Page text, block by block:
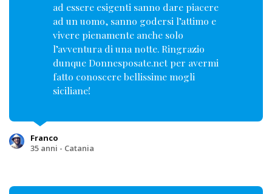
ad essere esigenti sanno dare piacere
ad un uomo, sanno godersi l’attimo e
vivere pienamente anche solo
l’avventura di una notte. Ringrazio
dunque Donnesposate.net per avermi
fatto conoscere bellissime mogli
siciliane!
Franco
35 anni - Catania